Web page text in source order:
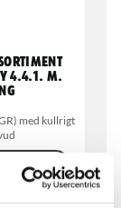
4.4.1. m.
med kullrigt